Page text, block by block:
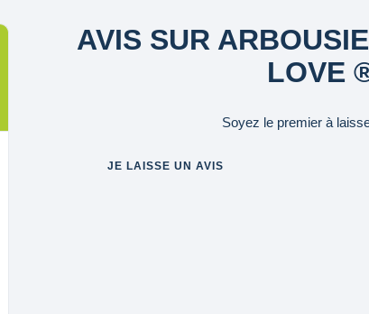
AVIS SUR
LOVE
Soyez le premier à
JE LAISSE UN AVIS